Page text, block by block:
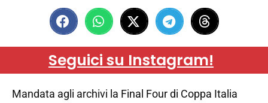
Seguici su Instagram!
Mandata agli archivi la Final Four di Coppa Italia